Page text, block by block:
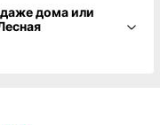
дома или